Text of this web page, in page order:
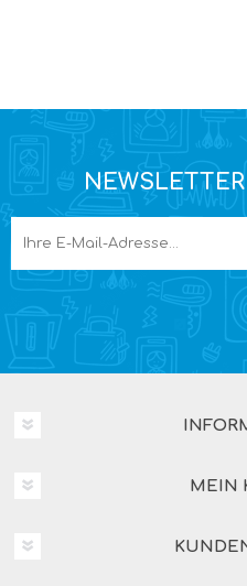
MEIN